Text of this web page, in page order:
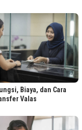
Biaya, dan Cara
Valas